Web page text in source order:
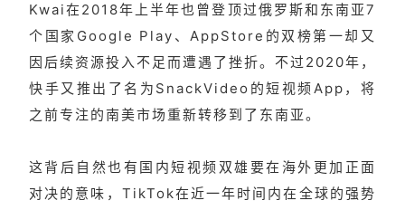
Kwai在2018年上半年也曾登顶过俄罗斯和东南亚7
个国家Google Play、AppStore的双榜第一却又
因后续资源投入不足而遭遇了挫折。不过2020年，
快手又推出了名为SnackVideo的短视频App，将
之前专注的南美市场重新转移到了东南亚。
这背后自然也有国内短视频双雄要在海外更加正面
对决的意味，TikTok在近一年时间内在全球的强势